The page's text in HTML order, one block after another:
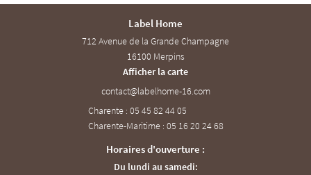
Label Home
712 Avenue de la Grande Champagne
16100 Merpins
Afficher la carte
Charente : 05 45 82 44 05
Charente-Maritime : 05 16 20 24 68
Horaires d'ouverture :
Du lundi au samedi: